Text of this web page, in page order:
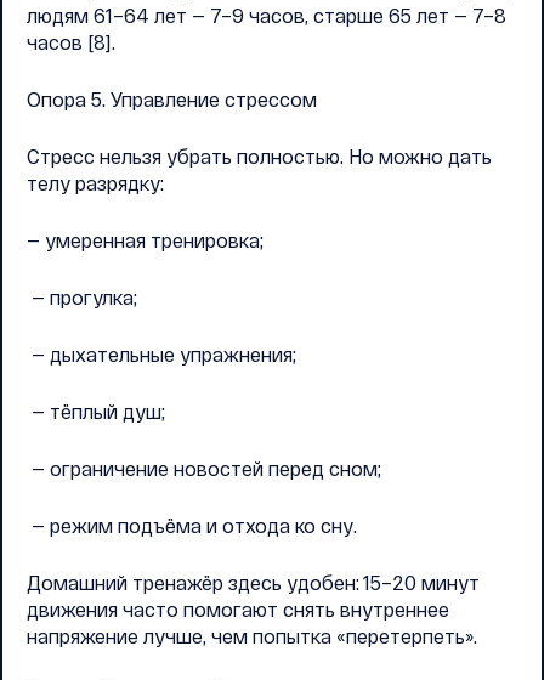
людям 61–64 лет — 7–9 часов, старше 65 лет — 7–8
часов [8].
Опора 5. Управление стрессом
Стресс нельзя убрать полностью. Но можно дать
телу разрядку:
— умеренная тренировка;
— прогулка;
— дыхательные упражнения;
— тёплый душ;
— ограничение новостей перед сном;
— режим подъёма и отхода ко сну.
Домашний тренажёр здесь удобен: 15–20 минут
движения часто помогают снять внутреннее
напряжение лучше, чем попытка «перетерпеть».